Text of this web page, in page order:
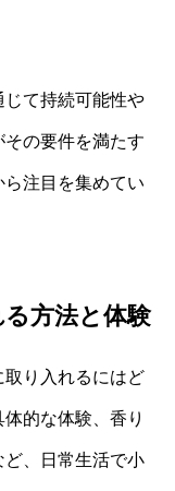
じて持続可能性や
の要件を満たす
注目を集めてい
方法と体験
り入れるにはど
的な体験、香り
、日常生活で小